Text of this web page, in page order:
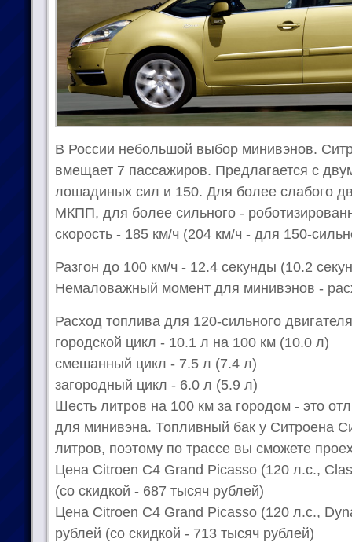
В России небольшой выбор минивэнов.
вмещает 7 пассажиров. Предлагается с
лошадиных сил и 150. Для более слабого
МКПП, для более сильного -
скорость - 185 км/ч (204 км/ч - для 150-
Разгон до 100 км/ч - 12.4 секунды (10.2
Немаловажный момент для минивэнов -
Расход топлива для 120-сильного
городской цикл - 10.1 л на 100 км (10.0 л)
смешанный цикл - 7.5 л (7.4 л)
загородный цикл - 6.0 л (5.9 л)
Шесть литров на 100 км за городом - это
для минивэна. Топливный бак у Ситроена
литров, поэтому по трассе вы сможете
Цена Citroen C4 Grand Picasso (120 л.с.,
(со скидкой - 687 тысяч рублей)
Цена Citroen C4 Grand Picasso (120 л.с.,
рублей (со скидкой - 713 тысяч рублей)